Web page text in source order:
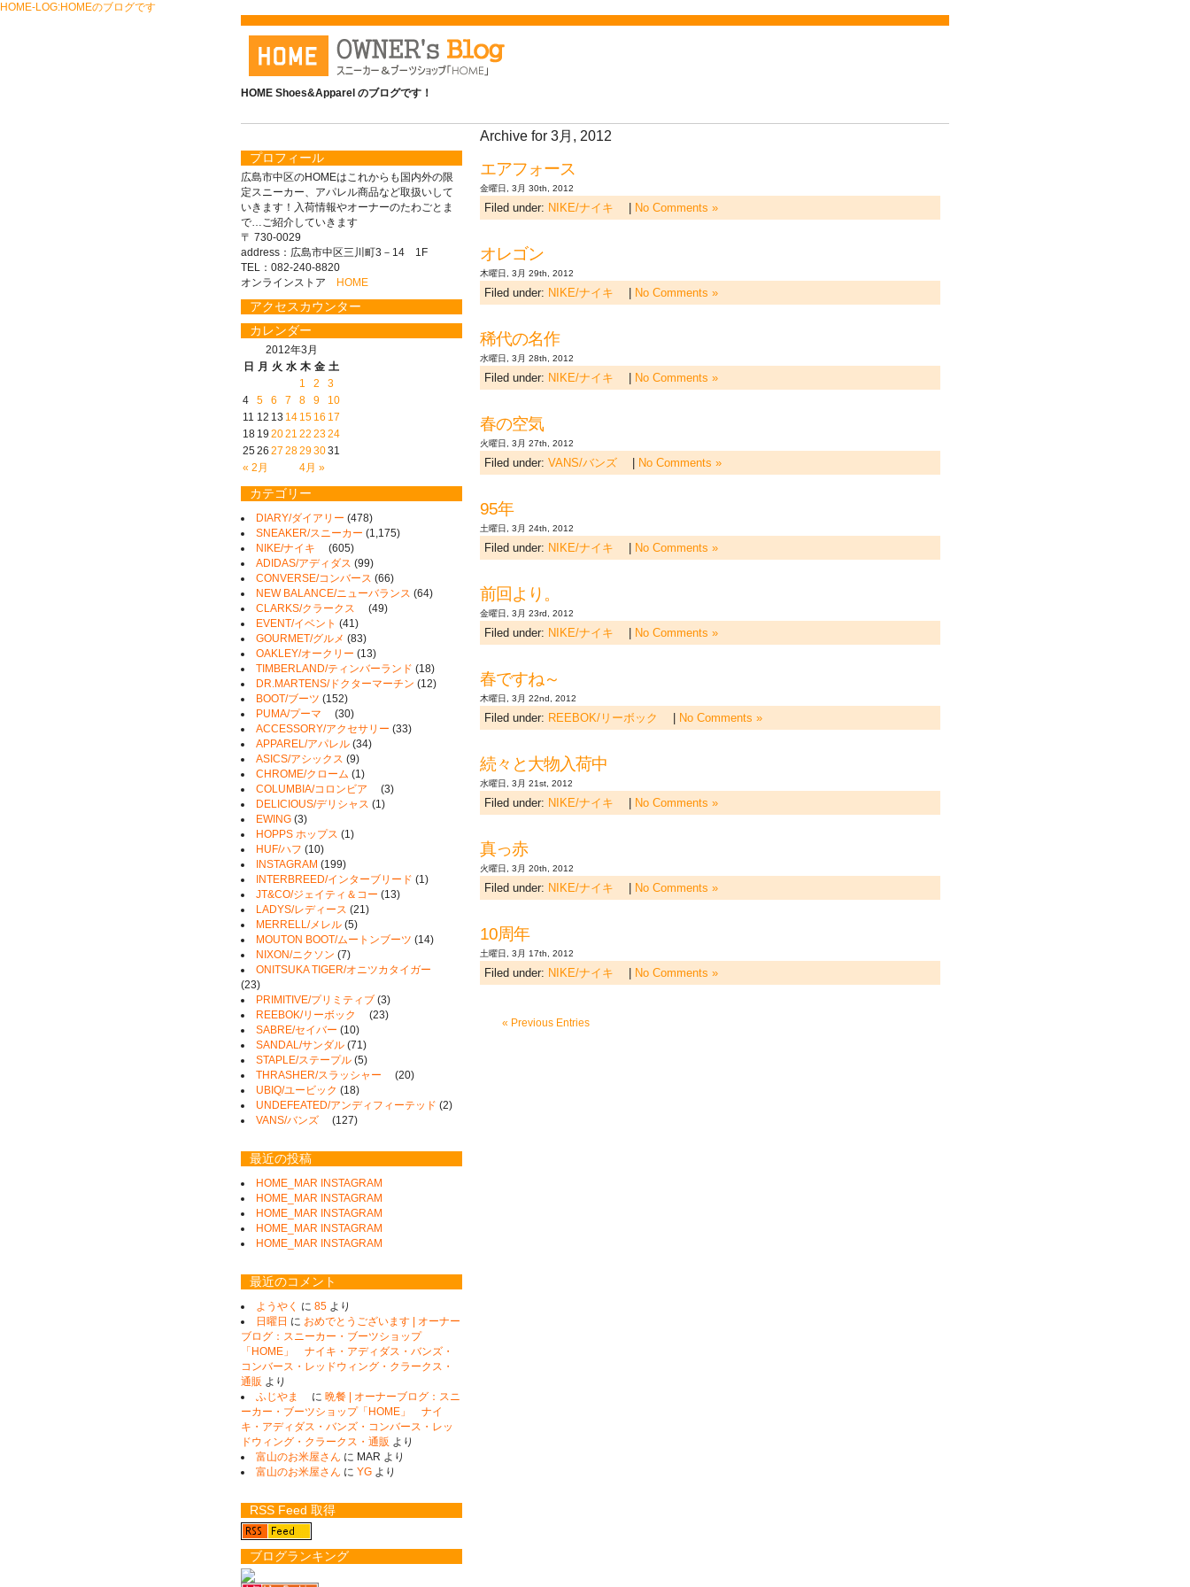
HOME-LOG:HOMEのブログです
HOME Shoes&Apparel のブログです！
Archive for 3月, 2012
エアフォース
金曜日, 3月 30th, 2012
Filed under: NIKE/ナイキ No Comments »
オレゴン
木曜日, 3月 29th, 2012
Filed under: NIKE/ナイキ No Comments »
稀代の名作
水曜日, 3月 28th, 2012
Filed under: NIKE/ナイキ No Comments »
春の空気
火曜日, 3月 27th, 2012
Filed under: VANS/バンズ No Comments »
95年
土曜日, 3月 24th, 2012
Filed under: NIKE/ナイキ No Comments »
前回より。
金曜日, 3月 23rd, 2012
Filed under: NIKE/ナイキ No Comments »
春ですね～
木曜日, 3月 22nd, 2012
Filed under: REEBOK/リーボック No Comments »
続々と大物入荷中
水曜日, 3月 21st, 2012
Filed under: NIKE/ナイキ No Comments »
真っ赤
火曜日, 3月 20th, 2012
Filed under: NIKE/ナイキ No Comments »
10周年
土曜日, 3月 17th, 2012
Filed under: NIKE/ナイキ No Comments »
« Previous Entries
プロフィール
広島市中区のHOMEはこれからも国内外の限
定スニーカー、アパレル商品など取扱いして
いきます！入荷情報やオーナーのたわごとま
で…ご紹介していきます
〒 730-0029
address：広島市中区三川町3－14 1F
TEL：082-240-8820
オンラインストア HOME
アクセスカウンター
カレンダー
2012年3月
日 月 火 水 木 金 土
« 2月 4月 »
1 2
3
4
5 6 7 8 9
10
11 12 13 14 15 16 17
18 19 2021 22 2324
2526 27 28293031
カテゴリー
DIARY/ダイアリー (478)
SNEAKER/スニーカー (1,175)
NIKE/ナイキ
(605)
ADIDAS/アディダス (99)
CONVERSE/コンバース (66)
NEW BALANCE/ニューバランス (64)
CLARKS/クラークス
(49)
EVENT/イベント (41)
GOURMET/グルメ (83)
OAKLEY/オークリー (13)
TIMBERLAND/ティンバーランド (18)
DR.MARTENS/ドクターマーチン (12)
BOOT/ブーツ (152)
PUMA/プーマ
(30)
ACCESSORY/アクセサリー (33)
APPAREL/アパレル (34)
ASICS/アシックス (9)
CHROME/クローム (1)
COLUMBIA/コロンビア
(3)
DELICIOUS/デリシャス (1)
EWING (3)
HOPPS ホップス (1)
HUF/ハフ (10)
INSTAGRAM (199)
INTERBREED/インターブリード (1)
JT&CO/ジェイティ＆コー (13)
LADYS/レディース (21)
MERRELL/メレル (5)
MOUTON BOOT/ムートンブーツ (14)
NIXON/ニクソン (7)
ONITSUKA TIGER/オニツカタイガー
(23)
PRIMITIVE/プリミティブ (3)
REEBOK/リーボック
(23)
SABRE/セイバー (10)
SANDAL/サンダル (71)
STAPLE/ステープル (5)
THRASHER/スラッシャー
(20)
UBIQ/ユービック (18)
UNDEFEATED/アンディフィーテッド (2)
VANS/バンズ
(127)
最近の投稿
HOME_MAR INSTAGRAM
HOME_MAR INSTAGRAM
HOME_MAR INSTAGRAM
HOME_MAR INSTAGRAM
HOME_MAR INSTAGRAM
最近のコメント
ようやく に 85 より
日曜日 に おめでとうございます | オーナー
ブログ：スニーカー・ブーツショップ
「HOME」 ナイキ・アディダス・バンズ・
コンバース・レッドウィング・クラークス・
通販 より
ふじやま
に 晩餐 | オーナーブログ：スニ
ーカー・ブーツショップ「HOME」 ナイ
キ・アディダス・バンズ・コンバース・レッ
ドウィング・クラークス・通販 より
富山のお米屋さん に MAR より
富山のお米屋さん に YG より
RSS Feed 取得
ブログランキング